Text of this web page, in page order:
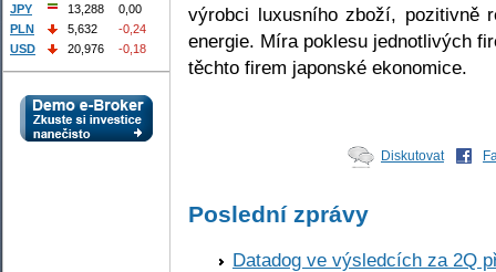
výrobci luxusního zboží, pozitivně
energie. Míra poklesu jednotlivých
těchto firem japonské ekonomice.
Diskutovat
Poslední zprávy
Datadog ve výsledcích za 2Q
JPY
13,288
0,00
PLN
5,632
-0,24
USD
20,976 -0,18